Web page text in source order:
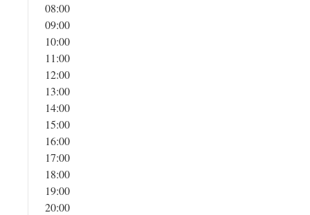
08:00
09:00
10:00
11:00
12:00
13:00
14:00
15:00
16:00
17:00
18:00
19:00
20:00